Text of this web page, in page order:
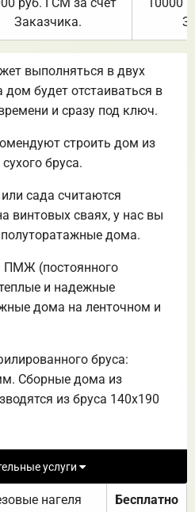
Заказчика.
выполняться в двух
дом будет отстаиваться в
и сразу под ключ.
строить дом из
бруса.
сада считаются
сваях, у нас вы
дома.
ПМЖ (постоянного
и надежные
дома на ленточном и
бруса:
Сборные дома из
из бруса 140х190
услуги
нагеля Бесплатно